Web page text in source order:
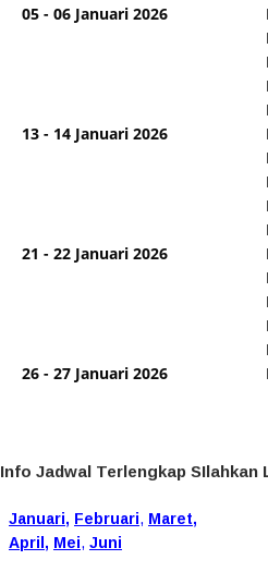
05 - 06 Januari 2026
13 - 14 Januari 2026
21 - 22 Januari 2026
26 - 27 Januari 2026
Info Jadwal Terlengkap SIlahkan
Januari, Februari, Maret,
April , Mei, Juni